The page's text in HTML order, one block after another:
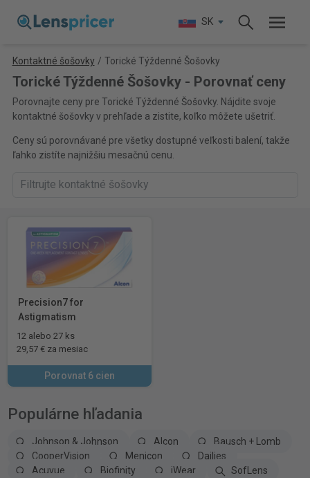
SK
Kontaktné šošovky / Torické Týždenné Šošovky
Torické Týždenné Šošovky - Porovnať ceny
Porovnajte ceny pre Torické Týždenné Šošovky. Nájdite svoje
kontaktné šošovky v prehľade a zistite, koľko môžete ušetriť.
Ceny sú porovnávané pre všetky dostupné veľkosti balení, takže
ľahko zistíte najnižšiu mesačnú cenu.
Precision7 for
Astigmatism
12 alebo 27 ks
29,57 € za mesiac
Porovnat 6 cien
Populárne hľadania
Johnson & Johnson Alcon
Bausch + Lomb
CooperVision
Menicon
Dailies
Acuvue
Biofinity iWear
SofLens